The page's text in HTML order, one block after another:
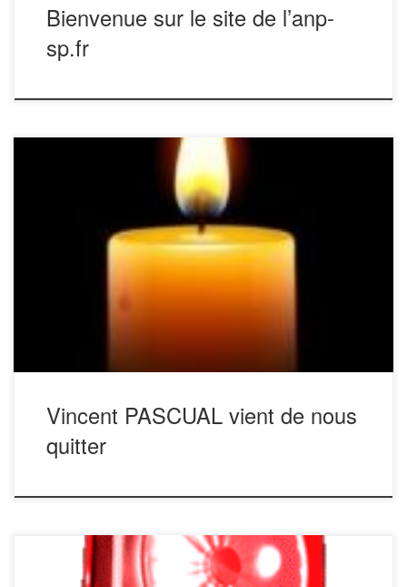
Bienvenue sur le site de l’anp-
sp.fr
Vincent PASCUAL vient de nous quitter C’est
avec une profonde tristesse que nous apprenons le décès
de Vincent PASCUAL. Impliqué dans le bon
fonctionnement de l’ANPSP, membre du bureau national,
référent de son département (Gironde) il était très actif et
ne ménageait sa peine pour défendre tant au […]
Vincent PASCUAL vient de nous
quitter